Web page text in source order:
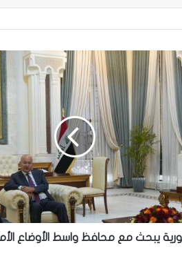
يبحث مع محافظ واسط الأوضاع